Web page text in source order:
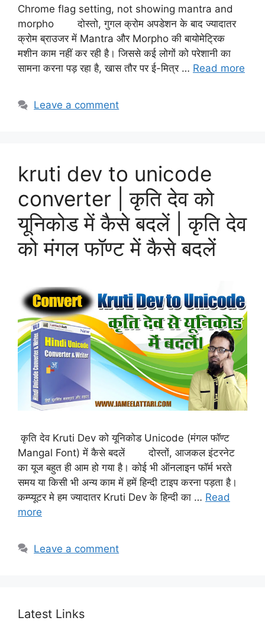
Chrome flag setting, not showing mantra and
morpho दोस्तो, गुगल क्रोम अपडेशन के बाद ज्यादातर
क्रोम ब्राउजर में Mantra और Morpho की बायोमेट्रिक
मशीन काम नहीं कर रही है। जिससे कई लोगों को परेशानी का
सामना करना पड़ रहा है, खास तौर पर ई-मित्र … Read more
Leave a comment
kruti dev to unicode
converter | कृति देव को
यूनिकोड में कैसे बदलें | कृति देव
को मंगल फॉण्ट में कैसे बदलें
कृति देव Kruti Dev को यूनिकोड Unicode (मंगल फॉण्ट
Mangal Font) में कैसे बदलें दोस्तों, आजकल इंटरनेट
का यूज बहुत ही आम हो गया है। कोई भी ऑनलाइन फॉर्म भरते
समय या किसी भी अन्य काम में हमें हिन्दी टाइप करना पड़ता है।
कम्प्यूटर मे हम ज्यादातर Kruti Dev के हिन्दी का … Read
more
Leave a comment
Latest Links